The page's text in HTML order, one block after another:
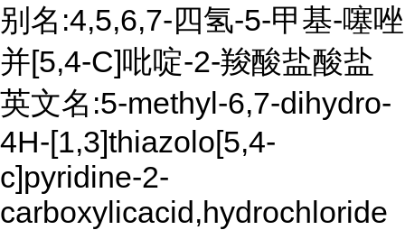
别名:4,5,6,7-四氢-5-甲基-噻唑
并[5,4-C]吡啶-2-羧酸盐酸盐
英文名:5-methyl-6,7-dihydro-
4H-[1,3]thiazolo[5,4-
c]pyridine-2-
carboxylicacid,hydrochloride